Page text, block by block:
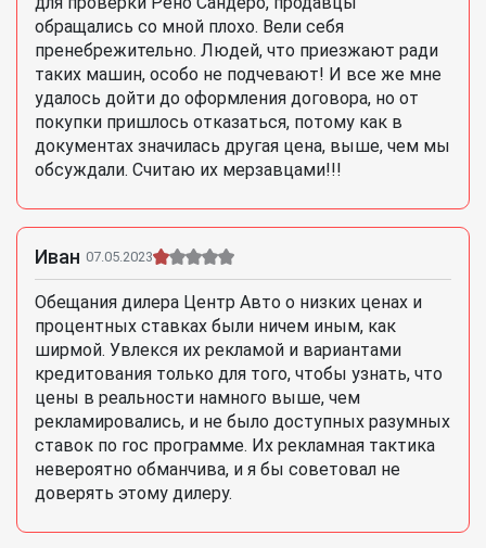
обращались со мной плохо. Вели себя
пренебрежительно. Людей, что приезжают ради
таких машин, особо не подчевают! И все же мне
удалось дойти до оформления договора, но от
покупки пришлось отказаться, потому как в
документах значилась другая цена, выше, чем мы
обсуждали. Считаю их мерзавцами!!!
Иван 07.05.2023
Обещания дилера Центр Авто о низких ценах и
процентных ставках были ничем иным, как
ширмой. Увлекся их рекламой и вариантами
кредитования только для того, чтобы узнать, что
цены в реальности намного выше, чем
рекламировались, и не было доступных разумных
ставок по гос программе. Их рекламная тактика
невероятно обманчива, и я бы советовал не
доверять этому дилеру.